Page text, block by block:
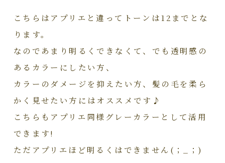
こちらはアプリエと違ってトーンは12までとな
ります。
なのであまり明るくできなくて、でも透明感の
あるカラーにしたい方、
カラーのダメージを抑えたい方、髪の毛を柔ら
かく見せたい方にはオススメです♪
こちらもアプリエ同様グレーカラーとして活用
できます!
ただアプリエほど明るくはできません(；_；)